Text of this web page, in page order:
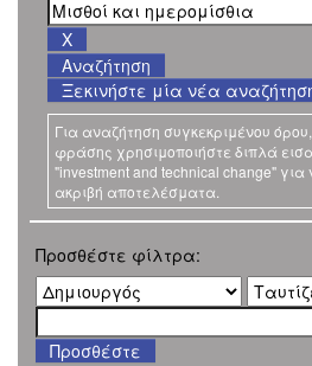
Ξεκινήστε μία νέα
Για αναζήτηση συγκεκριμένου
φράσης χρησιμοποιήστε διπλά
"investment and technical change"
ακριβή αποτελέσματα.
Προσθέστε φίλτρα: